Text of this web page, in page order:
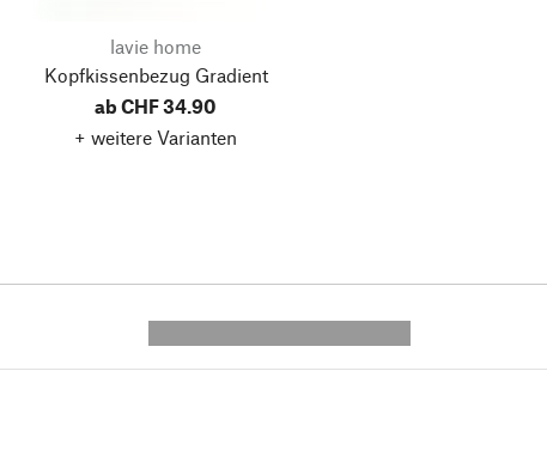
lavie home
Kopfkissenbezug Gradient
ab CHF 34.90
+ weitere Varianten